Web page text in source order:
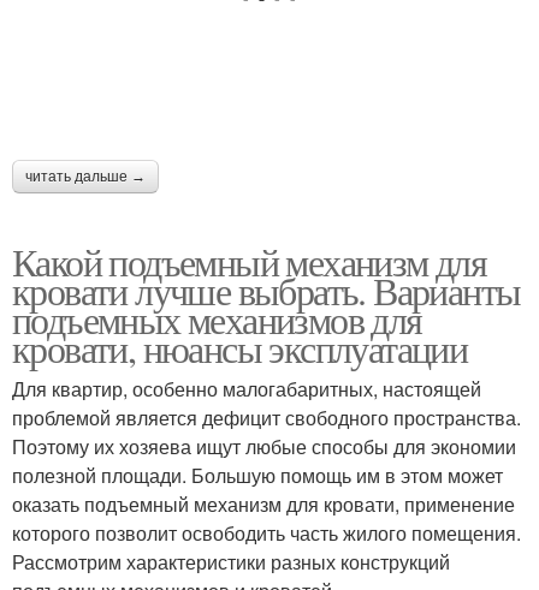
читать дальше →
Какой подъемный механизм для
кровати лучше выбрать. Варианты
подъемных механизмов для
кровати, нюансы эксплуатации
Для квартир, особенно малогабаритных, настоящей
проблемой является дефицит свободного пространства.
Поэтому их хозяева ищут любые способы для экономии
полезной площади. Большую помощь им в этом может
оказать подъемный механизм для кровати, применение
которого позволит освободить часть жилого помещения.
Рассмотрим характеристики разных конструкций